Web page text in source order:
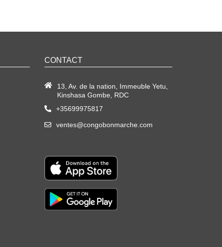
CONTACT
13, Av. de la nation, Immeuble Yetu,
Kinshasa Gombe, RDC
+35699975817
ventes@congobonmarche.com